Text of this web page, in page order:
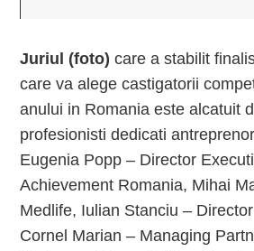
Juriul (foto) care a stabilit
care va alege castigatorii
anului in Romania este alcatuit
profesionisti dedicati
Eugenia Popp – Director
Achievement Romania, Mihai
Medlife, Iulian Stanciu –
Cornel Marian – Managing